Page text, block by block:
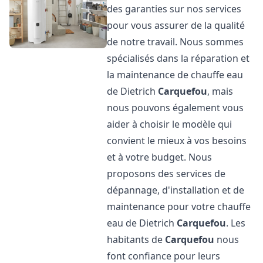
des garanties sur nos services
pour vous assurer de la qualité
de notre travail. Nous sommes
spécialisés dans la réparation et
la maintenance de chauffe eau
de Dietrich Carquefou, mais
nous pouvons également vous
aider à choisir le modèle qui
convient le mieux à vos besoins
et à votre budget. Nous
proposons des services de
dépannage, d'installation et de
maintenance pour votre chauffe
eau de Dietrich Carquefou. Les
habitants de Carquefou nous
font confiance pour leurs